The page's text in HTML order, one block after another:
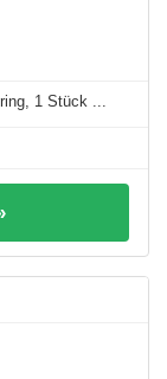
1 Stück ...